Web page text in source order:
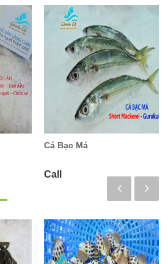
Cá Bạc Má
Call